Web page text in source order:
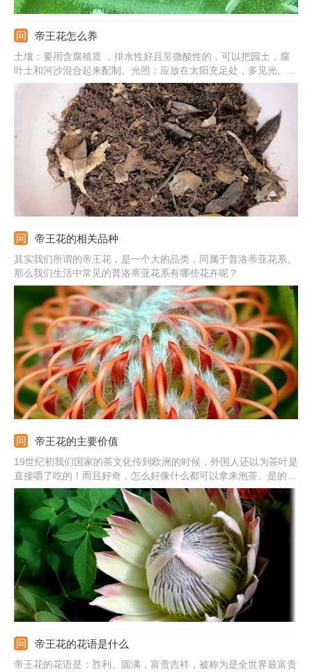
帝王花怎么养
土壤：要用含腐殖质 ，排水性好且呈微酸性的，可以把园土，腐
叶土和河沙混合起来配制。光照：应放在太阳充足处，多见光。温
度：适合生长在27度左右的环境下，冬季不能低于7度。施肥：春
秋两季各施加一次肥料就行。浇水：它喜稍微干燥的环境，浇水不
用太勤。此外，注意病虫害，发现时要喷药防控。
帝王花的相关品种
其实我们所谓的帝王花，是一个大的品类，同属于普洛蒂亚花系。
那么我们生活中常见的普洛蒂亚花系有哪些花卉呢？
帝王花的主要价值
19世纪初我们国家的茶文化传到欧洲的时候，外国人还以为茶叶是
直接嚼了吃的！而且好奇，怎么好像什么都可以拿来泡茶。是的，
国人就是这么任性！连帝王花我们也拿拿来泡茶。
帝王花的花语是什么
帝王花的花语是：胜利、圆满，富贵吉祥，被称为是全世界最富贵